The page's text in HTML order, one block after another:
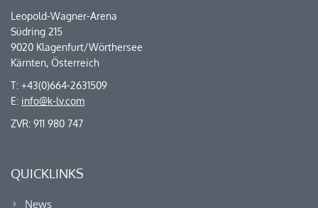
Leopold-Wagner-Arena
Südring 215
9020 Klagenfurt/Wörthersee
Kärnten, Österreich
T: +43(0)664-2631509
E: info@k-lv.com
ZVR: 911 980 747
QUICKLINKS
News